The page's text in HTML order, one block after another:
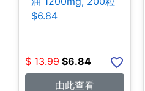
$6.84
$ 13.99 $6.84
由此查看